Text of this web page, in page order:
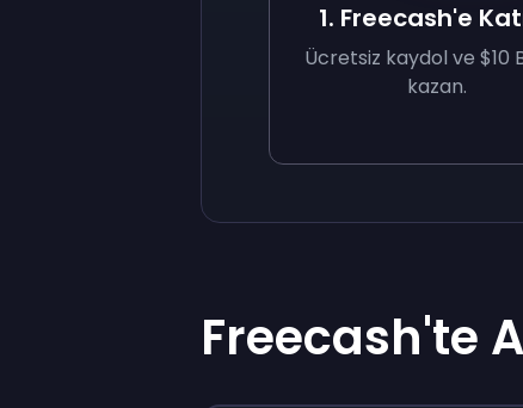
1. Freecash'e
Ücretsiz kaydol ve $10
kazan.
Freecash'te